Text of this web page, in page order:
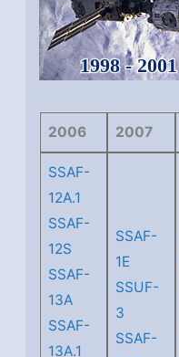
1998 - 2001
2006 2007
SSAF-
12A.1
SSAF-
12S
SSAF-
13A
SSAF-
13A.1
SSAF-
1E
SSUF-
3
SSAF-